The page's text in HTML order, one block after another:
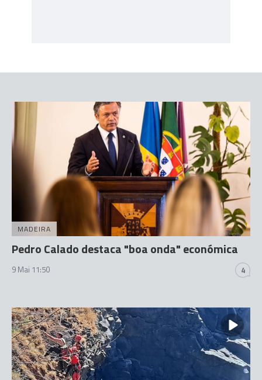
MADEIRA
Pedro Calado destaca "boa onda" económica
9 Mai 11:50 4